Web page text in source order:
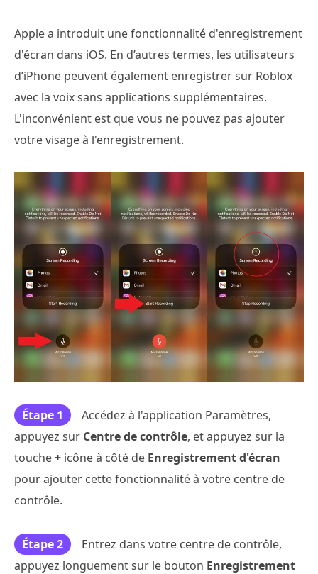
Apple a introduit une fonctionnalité d'enregistrement
d'écran dans iOS. En d’autres termes, les utilisateurs
d’iPhone peuvent également enregistrer sur Roblox
avec la voix sans applications supplémentaires.
L'inconvénient est que vous ne pouvez pas ajouter
votre visage à l'enregistrement.
Étape 1
Accédez à l'application Paramètres,
appuyez sur Centre de contrôle, et appuyez sur la
touche+ icône à côté de Enregistrement d'écran
pour ajouter cette fonctionnalité à votre centre de
contrôle.
Étape 2
Entrez dans votre centre de contrôle,
appuyez longuement sur le bouton Enregistrement